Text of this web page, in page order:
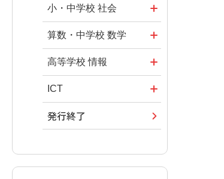
十人虹色 ～
「違う」の楽
しみかた～
図工のみかた
美術館
ABCシリーズ
その他の教育
どうとくのひ
ろば
どうする？と
くだ先生！
―マンガで考
どうする？と
くだ先生！2
小・中学校 社会
社会科NAVI
マンガでわか
る社会科授
社会科NAVIプ
ラス
ABCシリーズ
算数・中学校 数学
ROOT
習状況調査
教科書活用の
ポイント
算数授業のス
高等学校 情報
n
情報科プラス
その他の教育
資料
ICT
つなぐ つなが
る ICT
その他の教育
資料
発行終了